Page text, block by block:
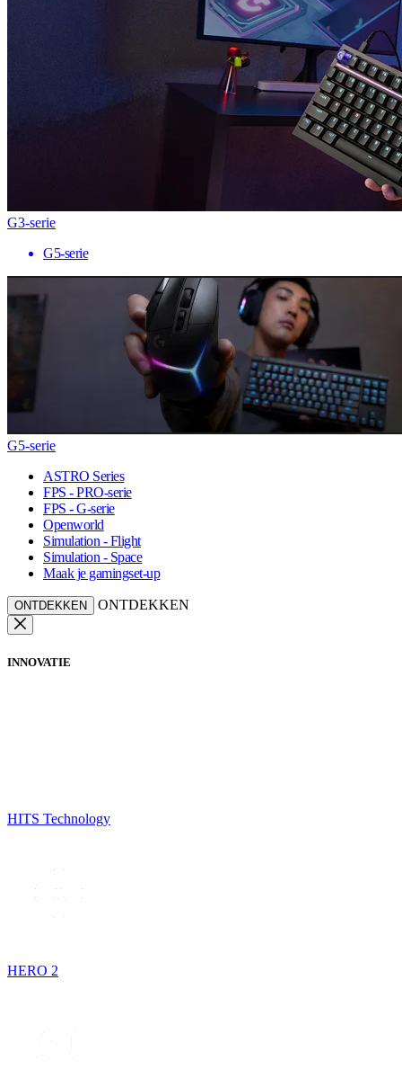
G3-serie
G5-serie
G5-serie
ASTRO Series
FPS - PRO-serie
FPS - G-serie
Openworld
Simulation - Flight
Simulation - Space
Maak je gamingset-up
ONTDEKKEN ONTDEKKEN
INNOVATIE
HITS Technology
HERO 2